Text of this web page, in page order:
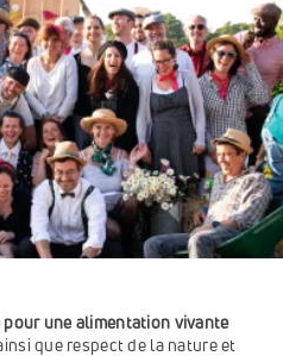
Un collectif optimiste engagé pour une alimentation vivante
que respect de la nature et